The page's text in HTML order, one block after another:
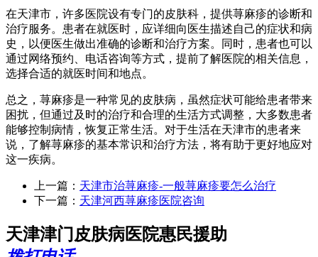
在天津市，许多医院设有专门的皮肤科，提供荨麻疹的诊断和
治疗服务。患者在就医时，应详细向医生描述自己的症状和病
史，以便医生做出准确的诊断和治疗方案。同时，患者也可以
通过网络预约、电话咨询等方式，提前了解医院的相关信息，
选择合适的就医时间和地点。
总之，荨麻疹是一种常见的皮肤病，虽然症状可能给患者带来
困扰，但通过及时的治疗和合理的生活方式调整，大多数患者
能够控制病情，恢复正常生活。对于生活在天津市的患者来
说，了解荨麻疹的基本常识和治疗方法，将有助于更好地应对
这一疾病。
上一篇： 天津市治荨麻疹-一般荨麻疹要怎么治疗
下一篇： 天津河西荨麻疹医院咨询
天津津门皮肤病医院惠民援助